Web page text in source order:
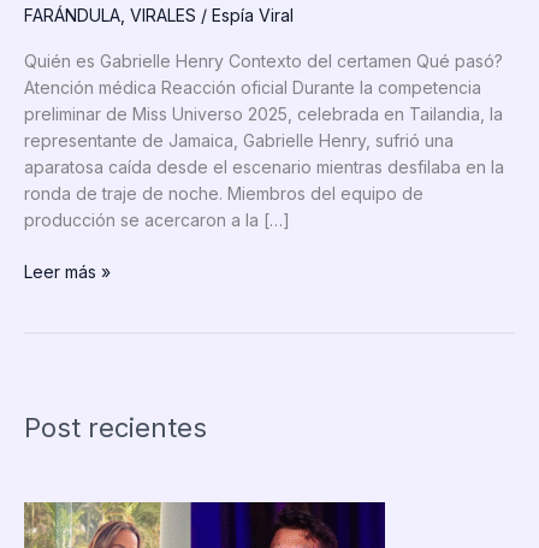
FARÁNDULA VIRALES / Espía Viral
Quién es Gabrielle Henry Contexto del certamen Qué pasó?
Atención médica Reacción oficial Durante la competencia
preliminar de Miss Universo 2025, celebrada en Tailandia, la
representante de Jamaica, Gabrielle Henry, sufrió una
aparatosa caída desde el escenario mientras desfilaba en la
ronda de traje de noche. Miembros del equipo de
producción se acercaron a la […]
Miss
caída
pasarela
preliminar
Leer más »
Post recientes